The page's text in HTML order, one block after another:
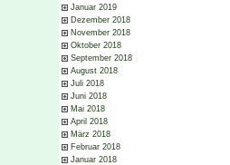
Januar 2019
Dezember 2018
November 2018
Oktober 2018
September 2018
August 2018
Juli 2018
Juni 2018
Mai 2018
April 2018
März 2018
Februar 2018
Januar 2018